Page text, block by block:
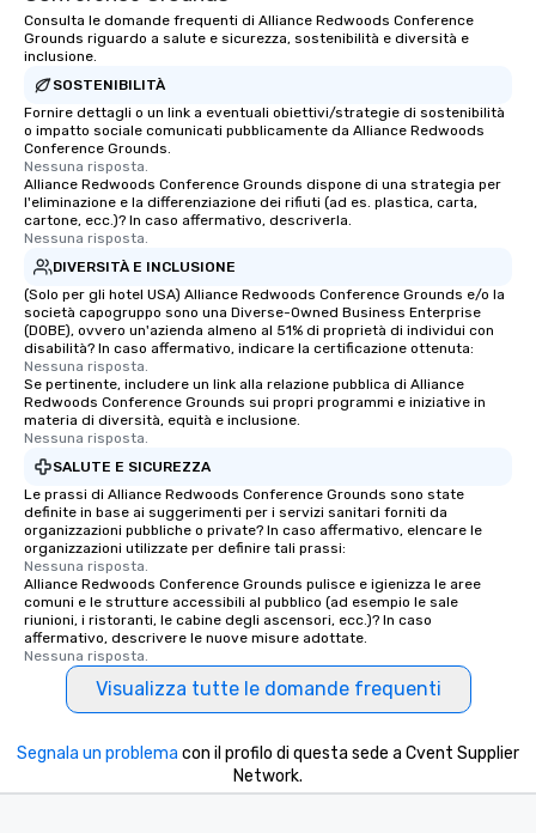
Consulta le domande frequenti di Alliance Redwoods Conference
Grounds riguardo a salute e sicurezza, sostenibilità e diversità e
inclusione.
SOSTENIBILITÀ
Fornire dettagli o un link a eventuali obiettivi/strategie di sostenibilità
o impatto sociale comunicati pubblicamente da Alliance Redwoods
Conference Grounds.
Nessuna risposta.
Alliance Redwoods Conference Grounds dispone di una strategia per
l'eliminazione e la differenziazione dei rifiuti (ad es. plastica, carta,
cartone, ecc.)? In caso affermativo, descriverla.
Nessuna risposta.
DIVERSITÀ E INCLUSIONE
(Solo per gli hotel USA) Alliance Redwoods Conference Grounds e/o la
società capogruppo sono una Diverse-Owned Business Enterprise
(DOBE), ovvero un'azienda almeno al 51% di proprietà di individui con
disabilità? In caso affermativo, indicare la certificazione ottenuta:
Nessuna risposta.
Se pertinente, includere un link alla relazione pubblica di Alliance
Redwoods Conference Grounds sui propri programmi e iniziative in
materia di diversità, equità e inclusione.
Nessuna risposta.
SALUTE E SICUREZZA
Le prassi di Alliance Redwoods Conference Grounds sono state
definite in base ai suggerimenti per i servizi sanitari forniti da
organizzazioni pubbliche o private? In caso affermativo, elencare le
organizzazioni utilizzate per definire tali prassi:
Nessuna risposta.
Alliance Redwoods Conference Grounds pulisce e igienizza le aree
comuni e le strutture accessibili al pubblico (ad esempio le sale
riunioni, i ristoranti, le cabine degli ascensori, ecc.)? In caso
affermativo, descrivere le nuove misure adottate.
Nessuna risposta.
Visualizza tutte le domande frequenti
Segnala un problema con il profilo di questa sede a Cvent Supplier
Network.